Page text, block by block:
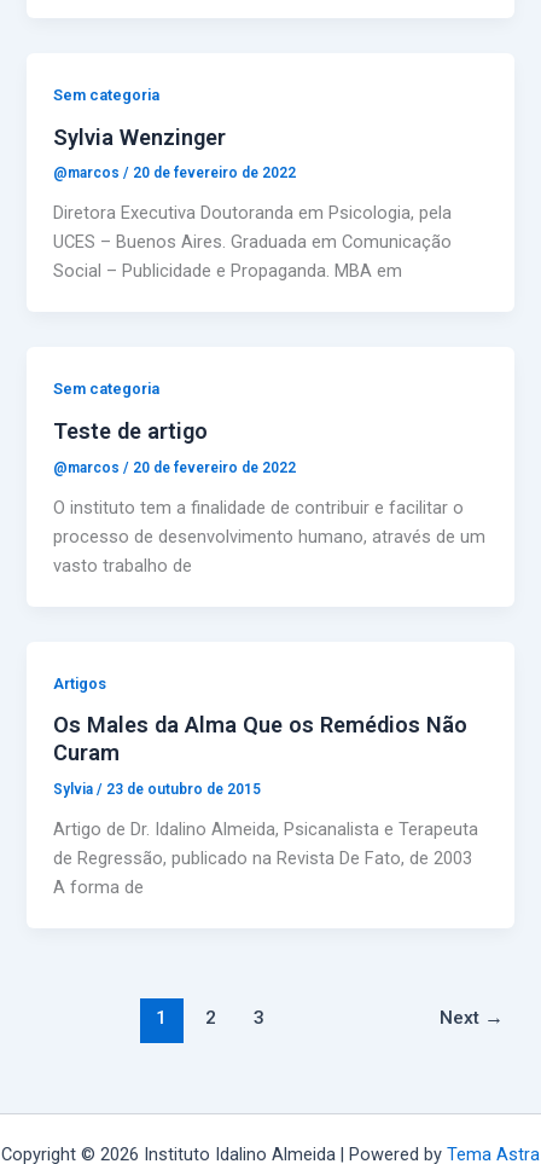
Sem categoria
Sylvia Wenzinger
@marcos/ 20 de fevereiro de 2022
Diretora Executiva Doutoranda em Psicologia, pela
UCES – Buenos Aires. Graduada em Comunicação
Social – Publicidade e Propaganda. MBA em
Sem categoria
Teste de artigo
@marcos/ 20 de fevereiro de 2022
O instituto tem a finalidade de contribuir e facilitar o
processo de desenvolvimento humano, através de um
vasto trabalho de
Artigos
Os Males da Alma Que os Remédios Não
Curam
Sylvia/ 23 de outubro de 2015
Artigo de Dr. Idalino Almeida, Psicanalista e Terapeuta
de Regressão, publicado na Revista De Fato, de 2003
A forma de
1 2 3 Next →
Copyright © 2026 Instituto Idalino Almeida | Powered by Tema Astra